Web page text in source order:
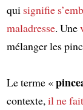
qui signifie
maladresse. Une
mélanger les
Le terme «
contexte, il ne